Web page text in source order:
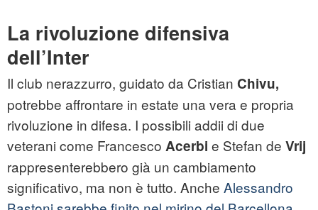
La rivoluzione difensiva
dell’Inter
Il club nerazzurro, guidato da Cristian Chivu,
potrebbe affrontare in estate una vera e propria
rivoluzione in difesa. I possibili addii di due
veterani come Francesco Acerbi e Stefan de Vrij
rappresenterebbero già un cambiamento
significativo, ma non è tutto. Anche Alessandro